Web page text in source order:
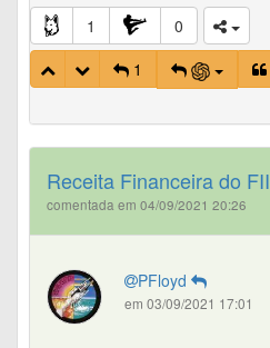
1
0
1
Receita Financeira do FII
comentada em 04/09/2021 20:26
PFloyd
em 03/09/2021 17:01